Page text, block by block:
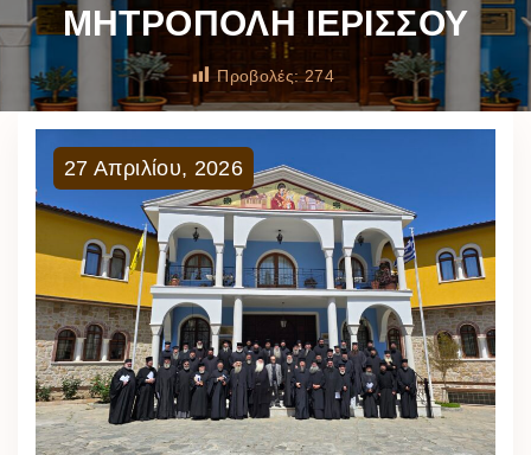
ΜΗΤΡΟΠΟΛΗ ΙΕΡΙΣΣΟΥ
Προβολές: 274
27 Απριλίου, 2026